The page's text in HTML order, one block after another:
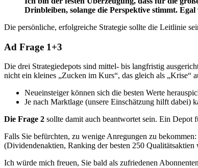
Drinbleiben, solange die Perspektive stimmt.
Die persönliche, erfolgreiche Strategie sollte die Leitlinie
Ad Frage 1+3
Die drei Strategiedepots sind mittel- bis langfristig
nicht ein kleines „Zucken im Kurs“, das gleich als „Krise“
Neueinsteiger können sich die besten Werte
Je nach Marktlage (unsere Einschätzung hilft dabei)
Die Frage 2 sollte damit auch beantwortet sein. Ein Depot
Falls Sie befürchten, zu wenige Anregungen zu
(Dividendenaktien, Ranking der besten 250
Ich würde mich freuen, Sie bald als zufriedenen